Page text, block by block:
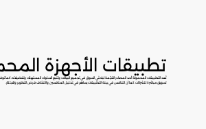
تطبيقات الأجهزة
تُعد التطبيقات المحمولة أحد المصادر القيّمة لباحثي السوق في تجميع البيانات وتتبع السلوك المستهلك وتفضيلاته. كما توفر
تسويق مباشرة للشركات. كما أن التنافس في بيئة التطبيقات يساهم في تحليل المنافسين واكتشاف فرص التطوير والابتكار.